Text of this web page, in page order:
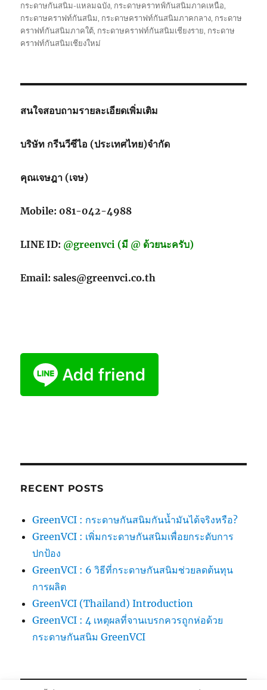
กระดาษกันสนิม-แหลมฉบัง, กระดาษคราทฟ์กันสนิมภาคเหนือ,
กระดาษคราฟท์กันสนิม, กระดาษคราฟท์กันสนิมภาคกลาง, กระดาษ
คราฟท์กันสนิมภาคใต้, กระดาษคราฟท์กันสนิมเชียงราย, กระดาษ
คราฟท์กันสนิมเชียงใหม่
สนใจสอบถามรายละเอียดเพิ่มเติม
บริษัท กรีนวีซีไอ (ประเทศไทย)จำกัด
คุณเจษฎา (เจษ)
Mobile: 081-042-4988
LINE ID: @greenvci (มี @ ด้วยนะครับ)
Email: sales@greenvci.co.th
RECENT POSTS
GreenVCI : กระดาษกันสนิมกันน้ำมันได้จริงหรือ?
GreenVCI : เพิ่มกระดาษกันสนิมเพื่อยกระดับการ
ปกป้อง
GreenVCI : 6 วิธีที่กระดาษกันสนิมช่วยลดต้นทุน
การผลิต
GreenVCI (Thailand) Introduction
GreenVCI : 4 เหตุผลที่จานเบรกควรถูกห่อด้วย
กระดาษกันสนิม GreenVCI